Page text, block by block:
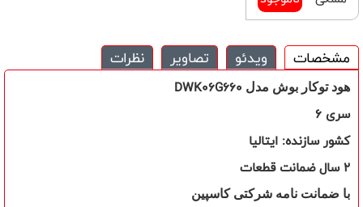
مشخصات ویدئو تصاویر نظرات
هود توکار بوش مدل DWK06G660
سری 6
کشور سازنده: ایتالیا
2 سال ضمانت قطعات
با ضمانت نامه شرکتی کاسپین